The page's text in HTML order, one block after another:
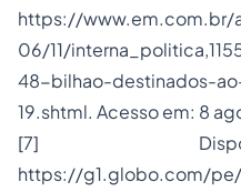
https://
06/11/
48-bilhao-destinados-
19.shtml. Acesso em: 8
[7]
https://g1.globo.com/